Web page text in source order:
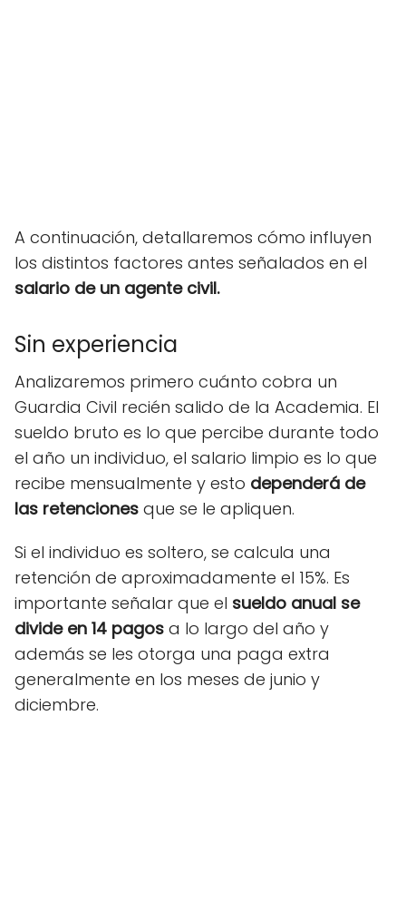
A continuación, detallaremos cómo influyen
los distintos factores antes señalados en el
salario de un agente civil.
Sin experiencia
Analizaremos primero cuánto cobra un
Guardia Civil recién salido de la Academia. El
sueldo bruto es lo que percibe durante todo
el año un individuo, el salario limpio es lo que
recibe mensualmente y esto dependerá de
las retenciones que se le apliquen.
Si el individuo es soltero, se calcula una
retención de aproximadamente el 15%. Es
importante señalar que el sueldo anual se
divide en 14 pagos a lo largo del año y
además se les otorga una paga extra
generalmente en los meses de junio y
diciembre.